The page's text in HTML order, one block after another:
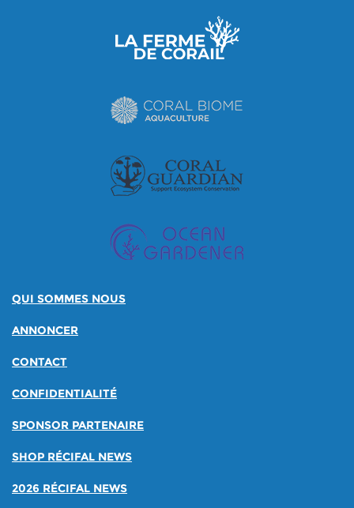
QUI SOMMES NOUS
ANNONCER
CONTACT
CONFIDENTIALITÉ
SPONSOR PARTENAIRE
SHOP RÉCIFAL NEWS
2026 RÉCIFAL NEWS